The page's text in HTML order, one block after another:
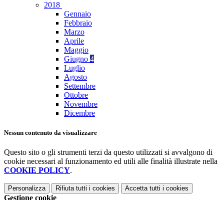
2018
Gennaio
Febbraio
Marzo
Aprile
Maggio
Giugno 4
Luglio
Agosto
Settembre
Ottobre
Novembre
Dicembre
Nessun contenuto da visualizzare
Questo sito o gli strumenti terzi da questo utilizzati si avvalgono di
cookie necessari al funzionamento ed utili alle finalità illustrate nella
COOKIE POLICY.
Personalizza Rifiuta tutti i cookies Accetta tutti i cookies
Gestione cookie